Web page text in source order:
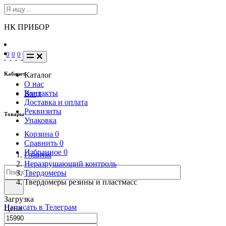
НК ПРИБОР
Кабинет
Вход
Товары
Корзина 0
Сравнить 0
Избранное 0
Написать в Телеграм
info@nkpribor.ru
0 0 0
Каталог
О нас
Контакты
Доставка и оплата
Реквизиты
Упаковка
Главная
Неразрушающий контроль
Твердомеры
Твердомеры резины и пластмасс
Загрузка
Цена